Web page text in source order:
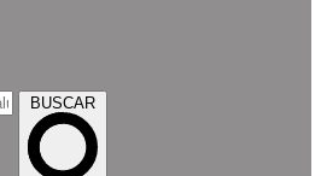
BUSCAR